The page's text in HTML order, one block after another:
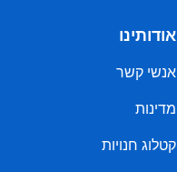
אודותינו
אנשי קשר
מדינות
קטלוג חנויות